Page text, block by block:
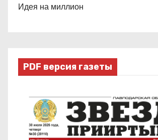
Идея на миллион
PDF версия газеты